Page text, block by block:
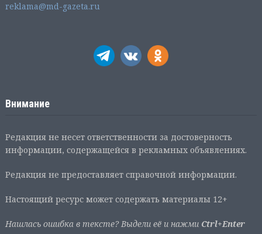
reklama@md-gazeta.ru
Внимание
Редакция не несет ответственности за достоверность
информации, содержащейся в рекламных объявлениях.
Редакция не предоставляет справочной информации.
Настоящий ресурс может содержать материалы 12+
Нашлась ошибка в тексте? Выдели её и нажми Ctrl+Enter